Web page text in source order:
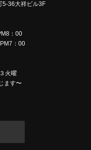
5-36大祥ビル3F
：00
：00
火曜
ます〜